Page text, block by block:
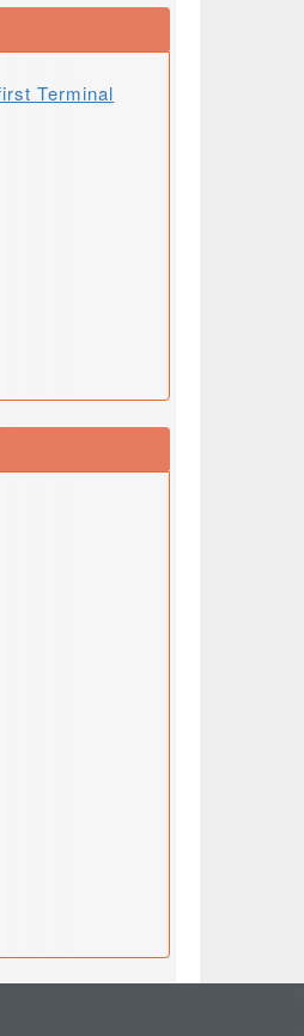
Terminal